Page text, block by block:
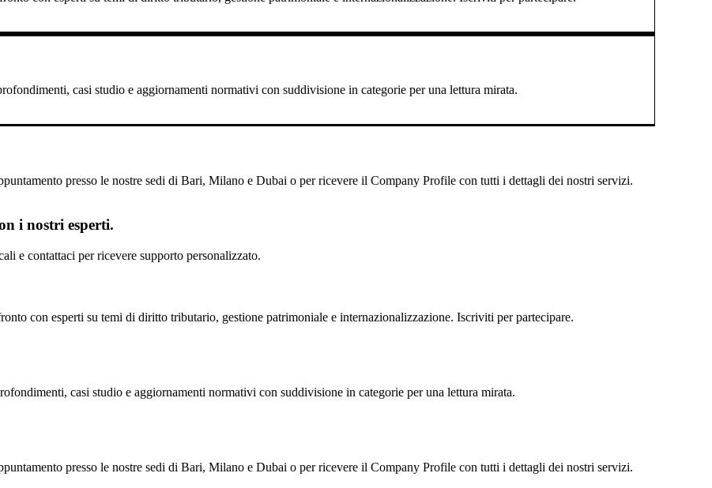
casi studio e aggiornamenti normativi con suddivisione in categorie per una lettura mirata.
presso le nostre sedi di Bari, Milano e Dubai o per ricevere il Company Profile con tutti i dettagli dei nostri servizi.
i nostri esperti.
e contattaci per ricevere supporto personalizzato.
con esperti su temi di diritto tributario, gestione patrimoniale e internazionalizzazione. Iscriviti per partecipare.
casi studio e aggiornamenti normativi con suddivisione in categorie per una lettura mirata.
presso le nostre sedi di Bari, Milano e Dubai o per ricevere il Company Profile con tutti i dettagli dei nostri servizi.